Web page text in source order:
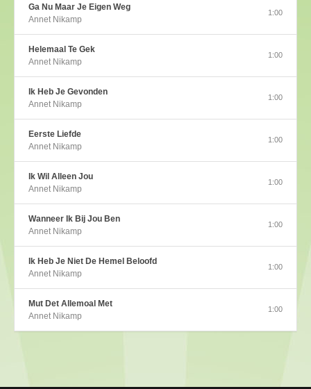
Ga Nu Maar Je Eigen Weg
Annet Nikamp
1:00
Helemaal Te Gek
Annet Nikamp
1:00
Ik Heb Je Gevonden
Annet Nikamp
1:00
Eerste Liefde
Annet Nikamp
1:00
Ik Wil Alleen Jou
Annet Nikamp
1:00
Wanneer Ik Bij Jou Ben
Annet Nikamp
1:00
Ik Heb Je Niet De Hemel Beloofd
Annet Nikamp
1:00
Mut Det Allemoal Met
Annet Nikamp
1:00